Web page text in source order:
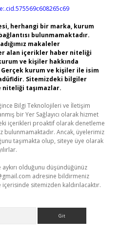
herhangi bir marka, kurum
bulunmamaktadır.
makaleler
alan içerikler haber niteliği
ve kişiler hakkında
Gerçek kurum ve kişiler ile isim
Sitemizdeki bilgiler
taşımazlar.
Bilgi Teknolojileri ve İletişim
bir Yer Sağlayıcı olarak hizmet
içerikleri proaktif olarak denetleme
bulunmamaktadır. Ancak, üyelerimiz
taşımakta olup, siteye üye olarak
olduğunu düşündüğünüz
adresine bildirmeniz
sitemizden kaldırılacaktır.